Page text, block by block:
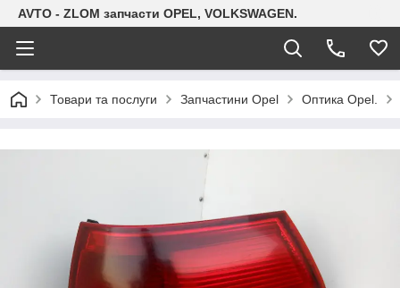
AVTO - ZLOM запчасти OPEL, VOLKSWAGEN.
Товари та послуги Запчастини Opel Оптика Opel.